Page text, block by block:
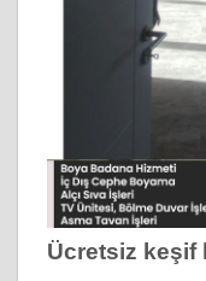
Ücretsiz keşif